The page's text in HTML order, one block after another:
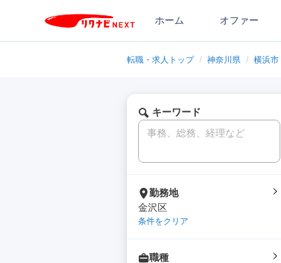
ホーム オファー
転職・求人トップ / 神奈川県 / 横浜市
キーワード
勤務地
金沢区
条件をクリア
職種